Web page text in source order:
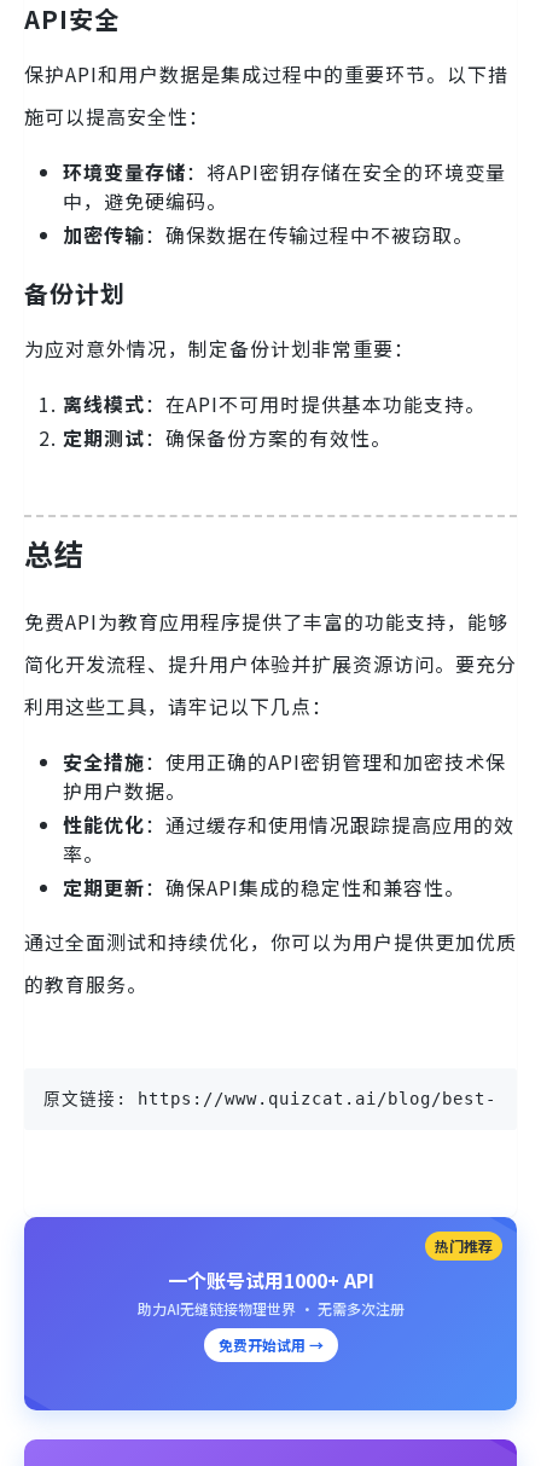
API安全
保护API和用户数据是集成过程中的重要环节。以下措
施可以提高安全性：
环境变量存储：将API密钥存储在安全的环境变量
中，避免硬编码。
加密传输：确保数据在传输过程中不被窃取。
备份计划
为应对意外情况，制定备份计划非常重要：
离线模式：在API不可用时提供基本功能支持。
定期测试：确保备份方案的有效性。
总结
免费API为教育应用程序提供了丰富的功能支持，能够
简化开发流程、提升用户体验并扩展资源访问。要充分
利用这些工具，请牢记以下几点：
安全措施：使用正确的API密钥管理和加密技术保
护用户数据。
性能优化：通过缓存和使用情况跟踪提高应用的效
率。
定期更新：确保API集成的稳定性和兼容性。
通过全面测试和持续优化，你可以为用户提供更加优质
的教育服务。
原文链接: https://www.quizcat.ai/blog/best-
热门推荐
一个账号试用1000+ API
助力AI无缝链接物理世界 · 无需多次注册
免费开始试用 →